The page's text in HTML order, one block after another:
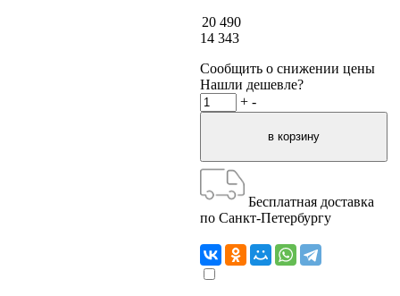
20 490
14 343
Сообщить о снижении цены
Нашли дешевле?
+ -
Бесплатная доставка
по Санкт-Петербургу